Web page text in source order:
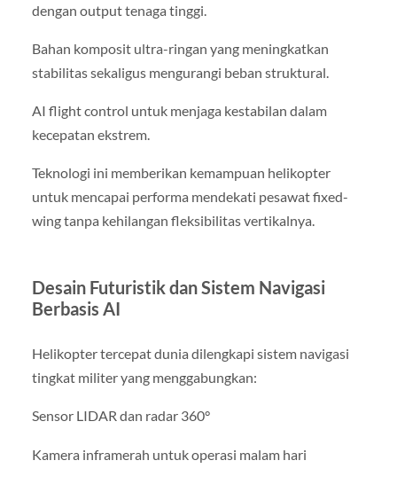
dengan output tenaga tinggi.
Bahan komposit ultra-ringan yang meningkatkan
stabilitas sekaligus mengurangi beban struktural.
AI flight control untuk menjaga kestabilan dalam
kecepatan ekstrem.
Teknologi ini memberikan kemampuan helikopter
untuk mencapai performa mendekati pesawat fixed-
wing tanpa kehilangan fleksibilitas vertikalnya.
Desain Futuristik dan Sistem Navigasi
Berbasis AI
Helikopter tercepat dunia dilengkapi sistem navigasi
tingkat militer yang menggabungkan:
Sensor LIDAR dan radar 360°
Kamera inframerah untuk operasi malam hari